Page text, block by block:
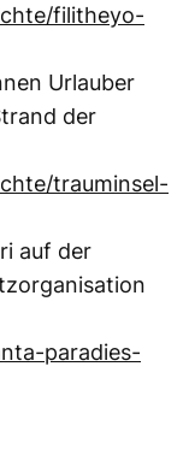
filitheyo-
Urlauber
der
trauminsel-
auf der
paradies-